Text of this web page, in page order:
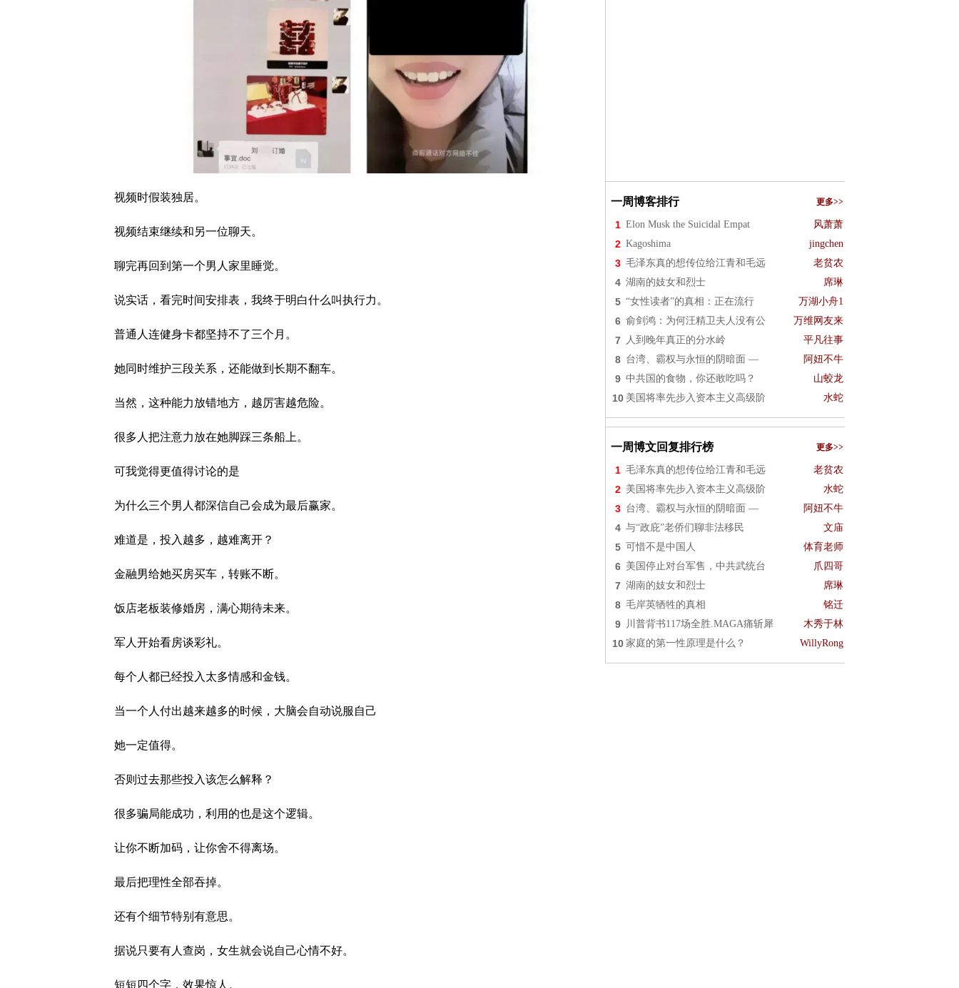
视频时假装独居。
视频结束继续和另一位聊天。
聊完再回到第一个男人家里睡觉。
说实话，看完时间安排表，我终于明白什么叫执行力。
普通人连健身卡都坚持不了三个月。
她同时维护三段关系，还能做到长期不翻车。
当然，这种能力放错地方，越厉害越危险。
很多人把注意力放在她脚踩三条船上。
可我觉得更值得讨论的是
为什么三个男人都深信自己会成为最后赢家。
难道是，投入越多，越难离开？
金融男给她买房买车，转账不断。
饭店老板装修婚房，满心期待未来。
军人开始看房谈彩礼。
每个人都已经投入太多情感和金钱。
当一个人付出越来越多的时候，大脑会自动说服自己
她一定值得。
否则过去那些投入该怎么解释？
很多骗局能成功，利用的也是这个逻辑。
让你不断加码，让你舍不得离场。
最后把理性全部吞掉。
还有个细节特别有意思。
据说只要有人查岗，女生就会说自己心情不好。
短短四个字，效果惊人。
一周博客排行 更多>>
1 Elon Musk the Suicidal Empat 风萧萧
2 Kagoshima jingchen
3 毛泽东真的想传位给江青和毛远 老贫农
4 湖南的妓女和烈士 席琳
5 “女性读者”的真相：正在流行 万湖小舟1
6 俞剑鸿：为何汪精卫夫人没有公 万维网友来
7 人到晚年真正的分水岭 平凡往事
8 台湾、霸权与永恒的阴暗面 — 阿妞不牛
9 中共国的食物，你还敢吃吗？ 山蛟龙
10 美国将率先步入资本主义高级阶 水蛇
一周博文回复排行榜 更多>>
1 毛泽东真的想传位给江青和毛远 老贫农
2 美国将率先步入资本主义高级阶 水蛇
3 台湾、霸权与永恒的阴暗面 — 阿妞不牛
4 与“政庇”老侨们聊非法移民 文庙
5 可惜不是中国人 体育老师
6 美国停止对台军售，中共武统台 爪四哥
7 湖南的妓女和烈士 席琳
8 毛岸英牺牲的真相 铭迁
9 川普背书117场全胜.MAGA痛斩犀 木秀于林
10 家庭的第一性原理是什么？ WillyRong